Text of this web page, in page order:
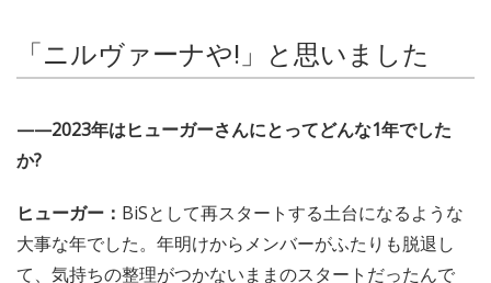
インタヴュー : 飯田仁一郎
写真 : 大橋祐希
「ニルヴァーナや!」と思いました
——2023年はヒューガーさんにとってどんな1年でした